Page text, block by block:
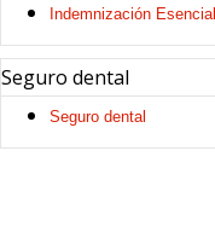
Indemnización Esencial
Seguro dental
Seguro dental